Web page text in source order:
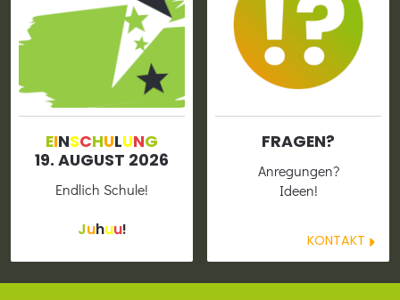
EINSCHULUNG
19. AUGUST 2026
Endlich Schule!
Juhuu!
FRAGEN?
Anregun­gen?
Ideen!
KONTAKT